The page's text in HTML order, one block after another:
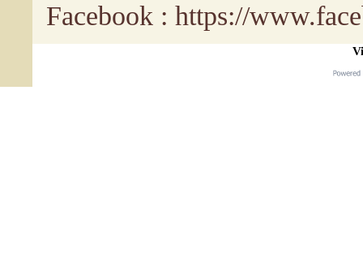
Facebook : https://